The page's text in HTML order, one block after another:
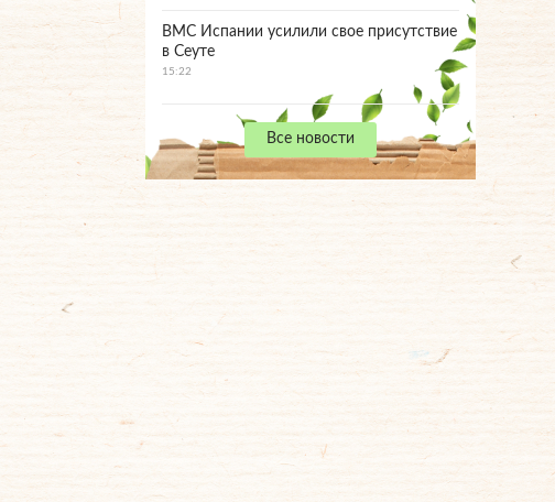
ВМС Испании усилили свое присутствие
в Сеуте
15:22
Все новости